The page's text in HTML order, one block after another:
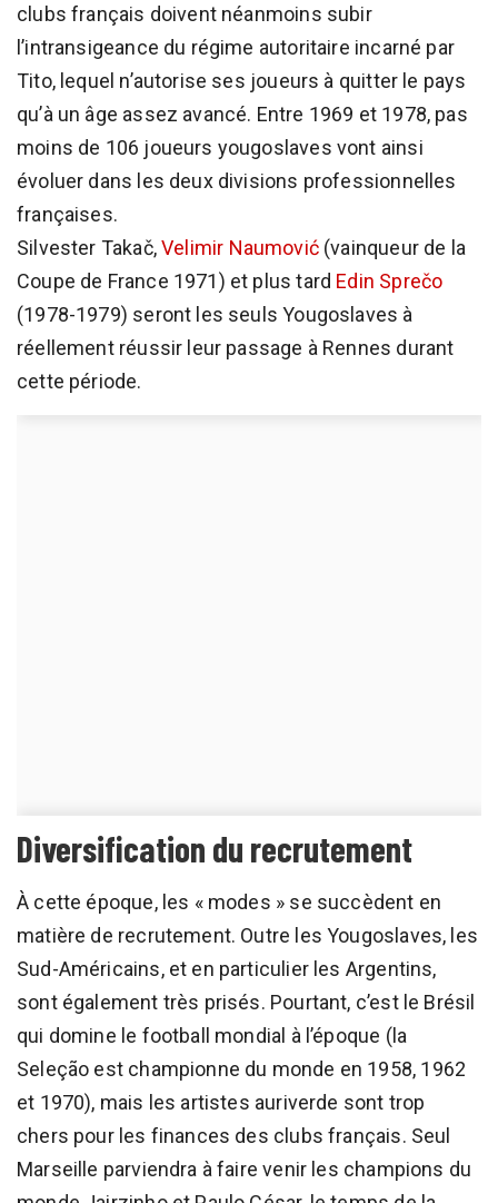
clubs français doivent néanmoins subir
l’intransigeance du régime autoritaire incarné par
Tito, lequel n’autorise ses joueurs à quitter le pays
qu’à un âge assez avancé. Entre 1969 et 1978, pas
moins de 106 joueurs yougoslaves vont ainsi
évoluer dans les deux divisions professionnelles
françaises.
Silvester Takač,Velimir Naumović(vainqueur de la
Coupe de France 1971) et plus tard Edin Sprečo
(1978-1979) seront les seuls Yougoslaves à
réellement réussir leur passage à Rennes durant
cette période.
Diversification du recrutement
À cette époque, les « modes » se succèdent en
matière de recrutement. Outre les Yougoslaves, les
Sud-Américains, et en particulier les Argentins,
sont également très prisés. Pourtant, c’est le Brésil
qui domine le football mondial à l’époque (la
Seleção est championne du monde en 1958, 1962
et 1970), mais les artistes auriverde sont trop
chers pour les finances des clubs français. Seul
Marseille parviendra à faire venir les champions du